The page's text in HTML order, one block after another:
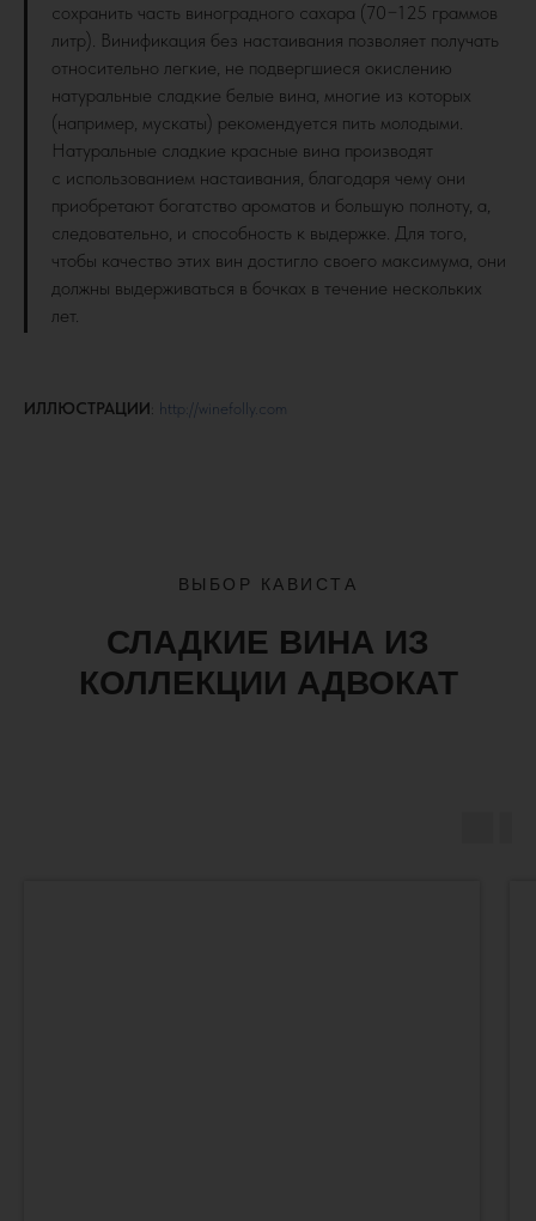
сохранить часть виноградного сахара (70−125 граммов
литр). Винификация без настаивания позволяет получать
относительно легкие, не подвергшиеся окислению
натуральные сладкие белые вина, многие из которых
(например, мускаты) рекомендуется пить молодыми.
Натуральные сладкие красные вина производят
с использованием настаивания, благодаря чему они
приобретают богатство ароматов и большую полноту, а,
следовательно, и способность к выдержке. Для того,
чтобы качество этих вин достигло своего максимума, они
должны выдерживаться в бочках в течение нескольких
лет.
ИЛЛЮСТРАЦИИ: http://winefolly.com
ВЫБОР КАВИСТА
СЛАДКИЕ ВИНА ИЗ
КОЛЛЕКЦИИ АДВОКАТ